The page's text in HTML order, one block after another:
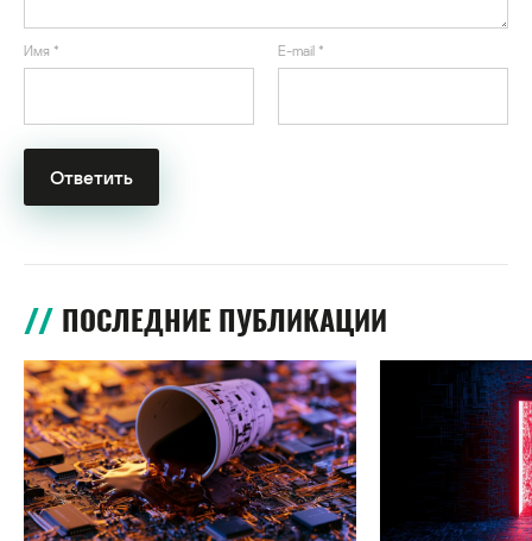
Имя * E-mail *
ПОСЛЕДНИЕ ПУБЛИКАЦИИ